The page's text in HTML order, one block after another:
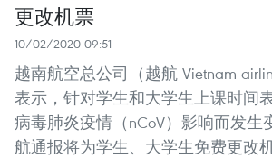
更改机票
10/02/2020 09:51
越南航空总公司（越航-Vietnam
表示，针对学生和大学生上课时间
病毒肺炎疫情（nCoV）影响而发生
航通报将为学生、大学生免费更改